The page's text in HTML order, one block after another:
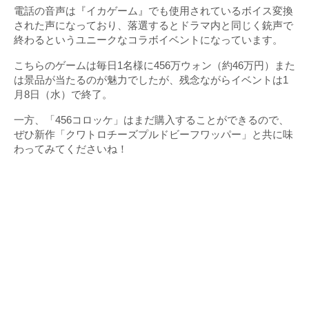
電話の音声は『イカゲーム』でも使用されているボイス変換
された声になっており、落選するとドラマ内と同じく銃声で
終わるというユニークなコラボイベントになっています。
こちらのゲームは毎日1名様に456万ウォン（約46万円）また
は景品が当たるのが魅力でしたが、残念ながらイベントは1
月8日（水）で終了。
一方、「456コロッケ」はまだ購入することができるので、
ぜひ新作「クワトロチーズプルドビーフワッパー」と共に味
わってみてくださいね！